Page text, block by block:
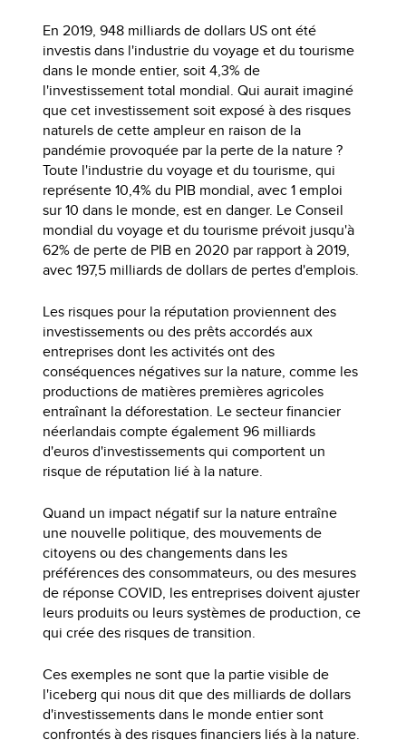
En 2019, 948 milliards de dollars US ont été
investis dans l'industrie du voyage et du tourisme
dans le monde entier, soit 4,3% de
l'investissement total mondial. Qui aurait imaginé
que cet investissement soit exposé à des risques
naturels de cette ampleur en raison de la
pandémie provoquée par la perte de la nature ?
Toute l'industrie du voyage et du tourisme, qui
représente 10,4% du PIB mondial, avec 1 emploi
sur 10 dans le monde, est en danger. Le Conseil
mondial du voyage et du tourisme prévoit jusqu'à
62% de perte de PIB en 2020 par rapport à 2019,
avec 197,5 milliards de dollars de pertes d'emplois.
Les risques pour la réputation proviennent des
investissements ou des prêts accordés aux
entreprises dont les activités ont des
conséquences négatives sur la nature, comme les
productions de matières premières agricoles
entraînant la déforestation. Le secteur financier
néerlandais compte également 96 milliards
d'euros d'investissements qui comportent un
risque de réputation lié à la nature.
Quand un impact négatif sur la nature entraîne
une nouvelle politique, des mouvements de
citoyens ou des changements dans les
préférences des consommateurs, ou des mesures
de réponse COVID, les entreprises doivent ajuster
leurs produits ou leurs systèmes de production, ce
qui crée des risques de transition.
Ces exemples ne sont que la partie visible de
l'iceberg qui nous dit que des milliards de dollars
d'investissements dans le monde entier sont
confrontés à des risques financiers liés à la nature.